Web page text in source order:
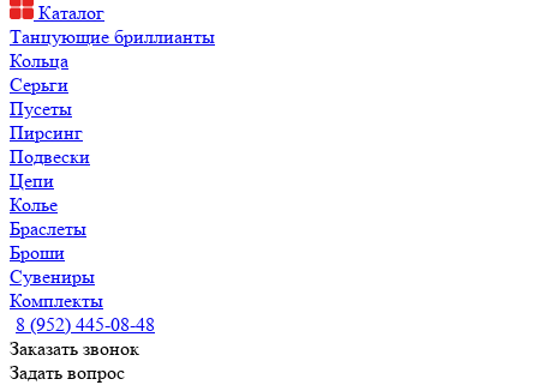
Каталог
Танцующие бриллианты
Кольца
Серьги
Пусеты
Пирсинг
Подвески
Цепи
Колье
Браслеты
Броши
Сувениры
Комплекты
8 (952) 445-08-48
Заказать звонок
Задать вопрос